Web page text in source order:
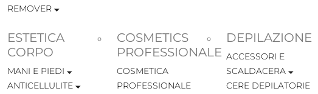
REMOVER
ESTETICA
CORPO
MANI E PIEDI
ANTICELLULITE
COSMETICS
PROFESSIONALE
COSMETICA
PROFESSIONALE
DEPILAZIONE
ACCESSORI E
SCALDACERA
CERE DEPILATORIE